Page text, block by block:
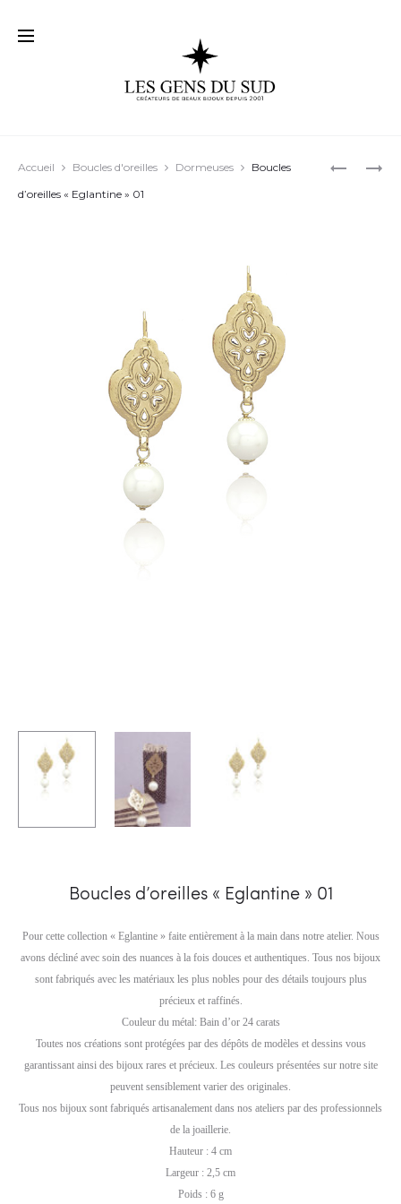
BOUCLES
BOUCLES
Accueil Boucles d'oreilles Dormeuses
Boucles
d’oreilles « Eglantine » 01
Boucles d’oreilles « Eglantine » 01
Pour cette collection « Eglantine » faite entièrement à la main dans notre atelier. Nous
avons décliné avec soin des nuances à la fois douces et authentiques. Tous nos bijoux
sont fabriqués avec les matériaux les plus nobles pour des détails toujours plus
précieux et raffinés.
Couleur du métal: Bain d’or 24 carats
Toutes nos créations sont protégées par des dépôts de modèles et dessins vous
garantissant ainsi des bijoux rares et précieux. Les couleurs présentées sur notre site
peuvent sensiblement varier des originales.
Tous nos bijoux sont fabriqués artisanalement dans nos ateliers par des professionnels
de la joaillerie.
Hauteur : 4 cm
Largeur : 2,5 cm
Poids : 6 g